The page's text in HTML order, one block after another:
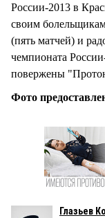
России-2013 в
своим
(пять матчей) и
чемпионата
повержены
Фото
Глазьев